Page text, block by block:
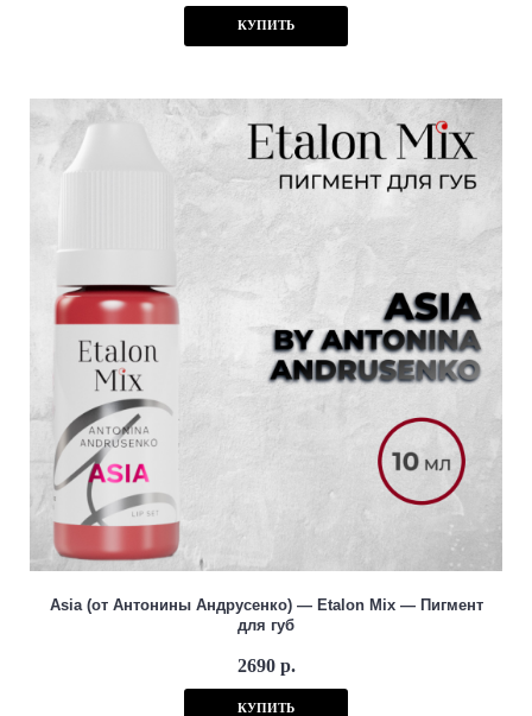
КУПИТЬ
Asia (от Антонины Андрусенко) — Etalon Mix — Пигмент
для губ
2690 р.
КУПИТЬ